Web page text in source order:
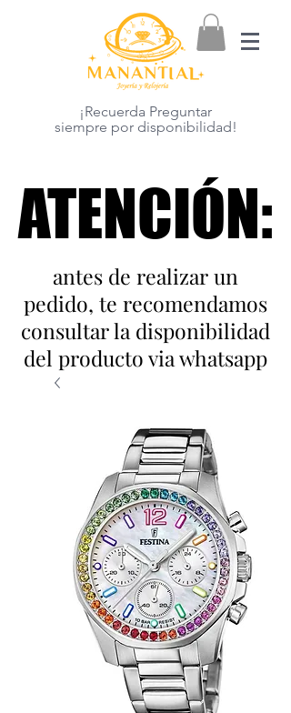
¡Recuerda Preguntar
siempre por disponibilidad!
ATENCIÓN:
ATENCIÓN:
antes de realizar un
pedido, te recomendamos
consultar la disponibilidad
del producto via whatsapp